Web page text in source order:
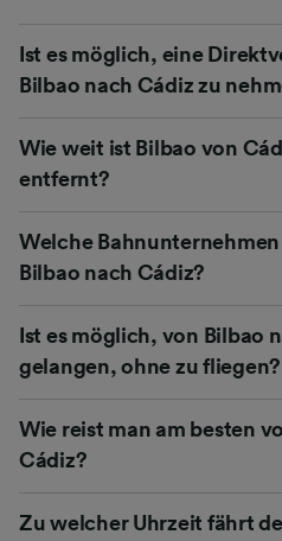
Ist es möglich, eine
Bilbao nach Cádiz zu
Wie weit ist Bilbao von
entfernt?
Welche
Bilbao nach Cádiz?
Ist es möglich, von Bilbao
gelangen, ohne zu fliegen?
Wie reist man am besten
Cádiz?
Zu welcher Uhrzeit fährt